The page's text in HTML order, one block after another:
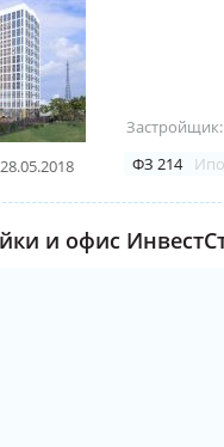
Застройщик:
ФЗ 214
и офис